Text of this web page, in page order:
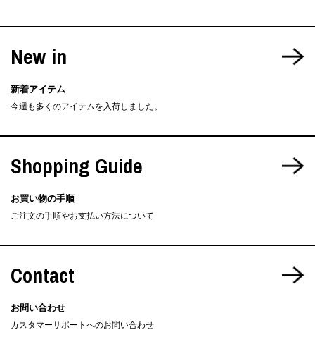
New in
新着アイテム
今週も多くのアイテムを入荷しました。
Shopping Guide
お買い物の手順
ご注文の手順やお支払い方法について
Contact
お問い合わせ
カスタマーサポートへのお問い合わせ